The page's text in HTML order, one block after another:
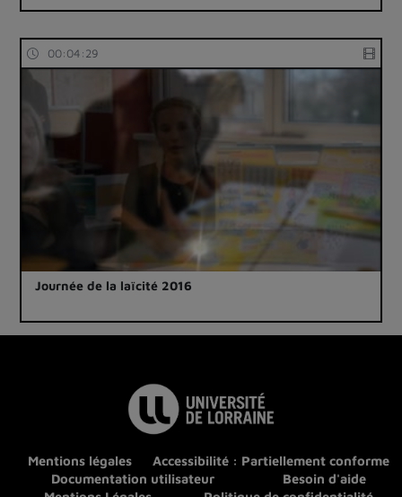
00:04:29
Journée de la laïcité 2016
Mentions légales
Accessibilité : Partiellement conforme
Documentation utilisateur
Besoin d'aide